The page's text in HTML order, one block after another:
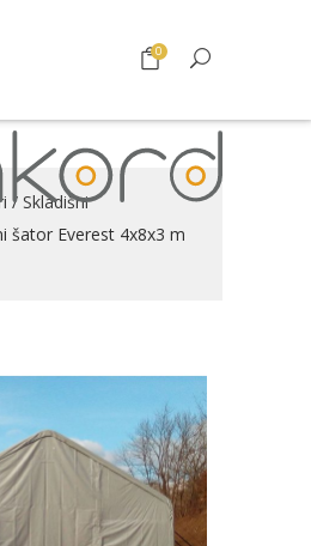
0
/ Skladišni
šator Everest 4x8x3 m